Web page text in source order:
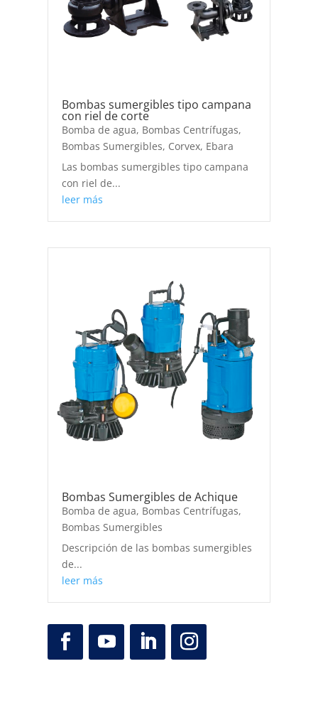
Bombas sumergibles tipo campana
con riel de corte
Bomba de agua, Bombas Centrífugas,
Bombas Sumergibles, Corvex, Ebara
Las bombas sumergibles tipo campana
con riel de...
leer más
Bombas Sumergibles de Achique
Bomba de agua, Bombas Centrífugas,
Bombas Sumergibles
Descripción de las bombas sumergibles
de...
leer más